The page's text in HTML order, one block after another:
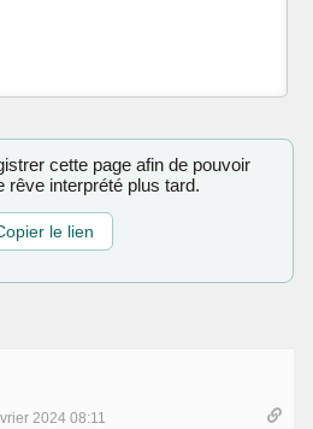
cette page afin de pouvoir
rêve interprété plus tard.
le lien
2024 08:11